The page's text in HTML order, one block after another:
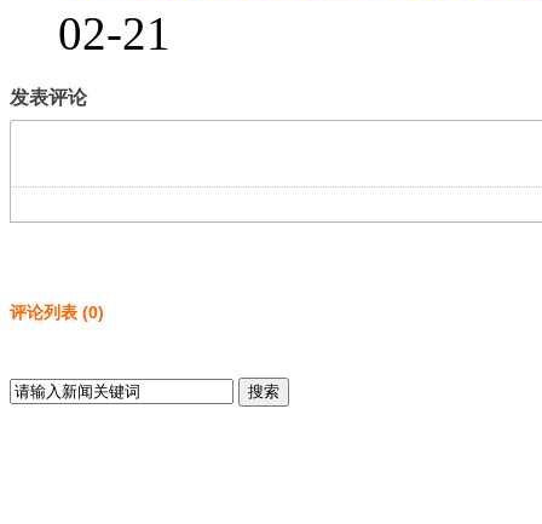
02-21
发表评论
评论列表 (0)